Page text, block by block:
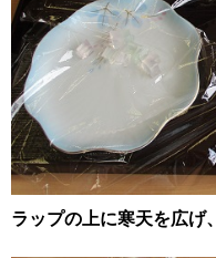
ラップの上に寒天を広げ、